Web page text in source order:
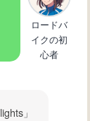
ロードバ
イクの初
心者
」